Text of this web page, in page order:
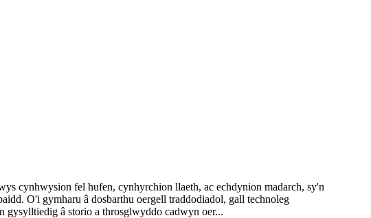
cynhwysion fel hufen, cynhyrchion llaeth, ac echdynion madarch, sy'n
O'i gymharu â dosbarthu oergell traddodiadol, gall technoleg
gysylltiedig â storio a throsglwyddo cadwyn oer...